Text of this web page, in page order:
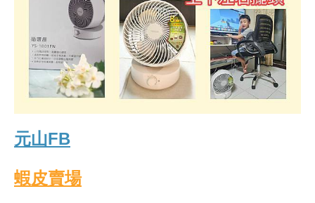
元山FB
蝦皮賣場